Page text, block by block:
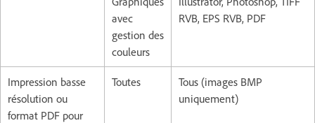
avec
gestion des
couleurs
RVB, EPS RVB, PDF
Impression basse
résolution ou
format PDF pour
Toutes
Tous (images BMP
uniquement)